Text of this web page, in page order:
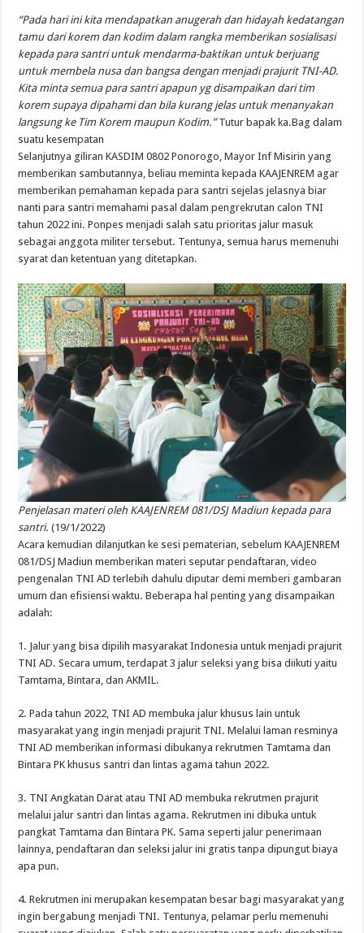
“Pada hari ini kita mendapatkan anugerah dan hidayah kedatangan
tamu dari koremdan kodim dalam rangka memberikan sosialisasi
kepadapara santri untuk mendarma-baktikan untuk berjuang
untuk membela nusadan bangsa dengan menjadi prajuritTNI-AD.
Kita minta semuapara santri apapun yg disampaikan dari tim
korem supaya dipahamidan bila kurang jelas untuk menanyakan
langsung keTim Korem maupun Kodim.”Tutur bapak ka.Bag dalam
suatu kesempatan
Selanjutnya giliran KASDIM 0802Ponorogo , Mayor InfMisirin yang
memberikan sambutannya beliau meminta kepada KAAJENREM agar
memberikan pemahaman kepada para santri sejelas jelasnya biar
nanti para santri memahami pasal dalam pengrekrutan calon TNI
tahun 2022ini.Ponpes menjadi salah satu prioritas jalur masuk
sebagai anggota militer tersebut. Tentunya semua harus memenuhi
syarat dan ketentuan yangditetapkan.
Penjelasan materioleh KAAJENREM 081/DSJ Madiun kepadapara
santri. (19/1/2022)
Acarakemudian dilanjutkan ke sesi pematerian sebelum KAAJENREM
081/DSJMadiun memberikan materi seputar pendaftaran , video
pengenalan TNI ADterlebih dahulu diputar demimemberi gambaran
umum danefisiensi waktu.Beberapa hal penting yangdisampaikan
adalah:
1. Jalur yangbisa dipilih masyarakat Indonesiauntuk menjadi prajurit
TNI AD.Secara umum ,terdapat 3jalur seleksi yangbisa diikuti yaitu
Tamtama ,Bintara , dan AKMIL.
2. Padatahun 2022, TNI ADmembuka jalur khusus lainuntuk
masyarakat yangingin menjadi prajurit TNI.Melalui laman resminya
TNI ADmemberikan informasi dibukanya rekrutmen Tamtama dan
Bintara PKkhusus santri danlintas agamatahun 2022.
3. TNI AngkatanDarat atau TNI ADmembuka rekrutmen prajurit
melalui jalur santri danlintas agama.Rekrutmen ini dibuka untuk
pangkat Tamtama danBintara PK. Sama seperti jalur penerimaan
lainnya ,pendaftaran dan seleksi jalur ini gratistanpa dipungut biaya
apa pun.
4.Rekrutmen ini merupakan kesempatan besar bagi masyarakat yang
ingin bergabung menjadi TNI. Tentunya ,pelamar perlu memenuhi